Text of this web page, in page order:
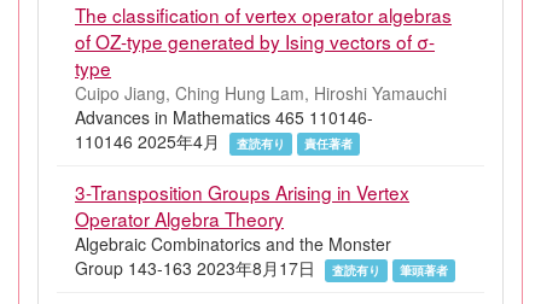
The classification of vertex operator algebras
of OZ-type generated by Ising vectors of σ-
type
Cuipo Jiang, Ching Hung Lam, Hiroshi Yamauchi
Advances in Mathematics 465 110146-
110146 2025年4月
査読有り 責任著者
3-Transposition Groups Arising in Vertex
Operator Algebra Theory
Algebraic Combinatorics and the Monster
Group 143-163 2023年8月17日
査読有り 筆頭著者